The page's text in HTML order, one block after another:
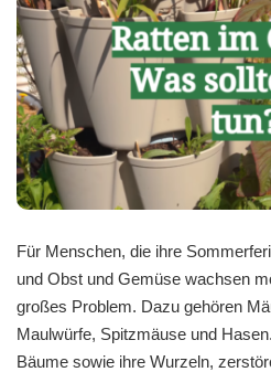
Für Menschen, die ihre
und Obst und Gemüse wachsen
großes Problem. Dazu gehören
Maulwürfe, Spitzmäuse und
Bäume sowie ihre Wurzeln,